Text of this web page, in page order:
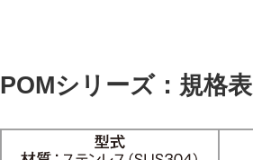
POMシリーズ：規格表